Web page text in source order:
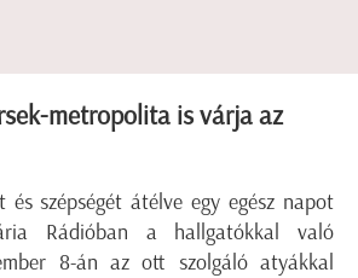
metropolita is várja az
és szépségét átélve egy egész napot
Rádióban a hallgatókkal való
8-án az ott szolgáló atyákkal